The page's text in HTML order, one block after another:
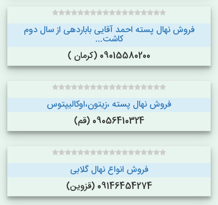
فروش نهال پسته احمد آقایی باباردهی از سال دوم
کاشت...
09015580200 (کرمان )
فروش نهال پسته ،زیتون،اوکالیپتوس
09056410324 (قم)
فروش انواع نهال گلابی
09146454274 (قزوین)